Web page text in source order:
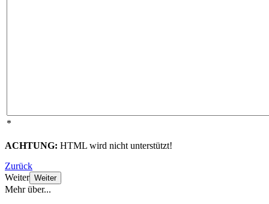
*
ACHTUNG: HTML wird nicht unterstützt!
Zurück
Weiter Weiter
Mehr über...